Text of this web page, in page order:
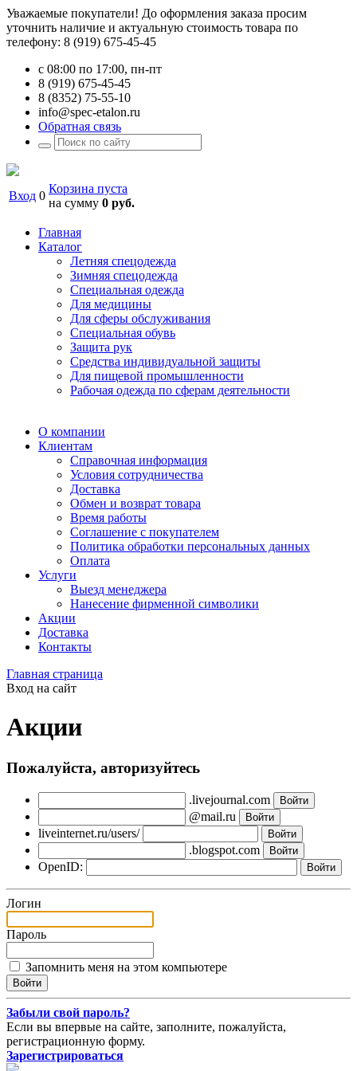
Уважаемые покупатели! До оформления заказа просим
уточнить наличие и актуальную стоимость товара по
телефону: 8 (919) 675-45-45
с 08:00 по 17:00, пн-пт
8 (919) 675-45-45
8 (8352) 75-55-10
info@spec-etalon.ru
Обратная связь
Вход 0
Корзина пуста
на сумму 0 руб.
Главная
Каталог
Летняя спецодежда
Зимняя спецодежда
Специальная одежда
Для медицины
Для сферы обслуживания
Специальная обувь
Защита рук
Средства индивидуальной защиты
Для пищевой промышленности
Рабочая одежда по сферам деятельности
О компании
Клиентам
Справочная информация
Условия сотрудничества
Доставка
Обмен и возврат товара
Время работы
Соглашение с покупателем
Политика обработки персональных данных
Оплата
Услуги
Выезд менеджера
Нанесение фирменной символики
Акции
Доставка
Контакты
Главная страница
Вход на сайт
Акции
Пожалуйста, авторизуйтесь
.livejournal.com
@mail.ru
liveinternet.ru/users/
.blogspot.com
OpenID:
Логин
Пароль
Запомнить меня на этом компьютере
Забыли свой пароль?
Если вы впервые на сайте, заполните, пожалуйста,
регистрационную форму.
Зарегистрироваться